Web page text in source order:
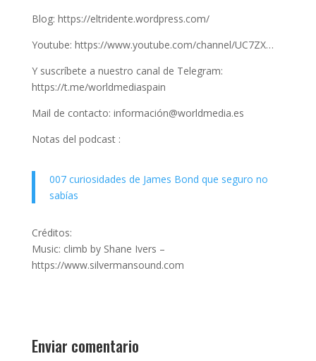
Blog: https://eltridente.wordpress.com/
Youtube: https://www.youtube.com/channel/UC7ZX…
Y suscríbete a nuestro canal de Telegram:
https://t.me/worldmediaspain
Mail de contacto: información@worldmedia.es
Notas del podcast :
007 curiosidades de James Bond que seguro no
sabías
Créditos:
Music: climb by Shane Ivers –
https://www.silvermansound.com
Enviar comentario